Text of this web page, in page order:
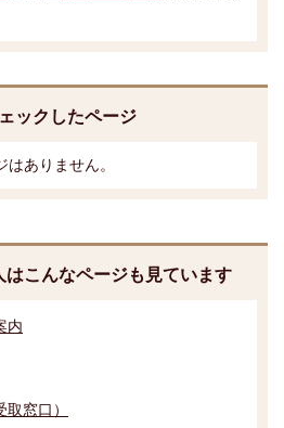
ックしたページ
ありません。
はこんなページも見ています
内
窓口）